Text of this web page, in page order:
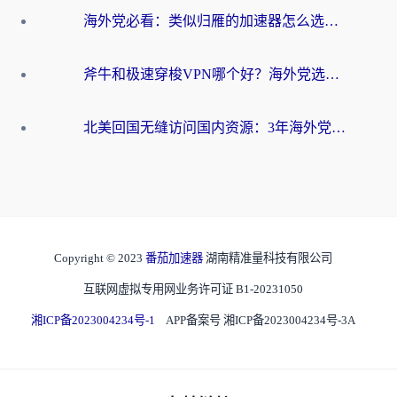
海外党必看：类似归雁的加速器怎么选？一篇搞定无缝访问国内资源
斧牛和极速穿梭VPN哪个好？海外党选回国加速器必看的真实对比与避坑指南
北美回国无缝访问国内资源：3年海外党亲测的加速器选择指南
Copyright © 2023 番茄加速器 湖南精准量科技有限公司
互联网虚拟专用网业务许可证 B1-20231050
湘ICP备2023004234号-1 APP备案号 湘ICP备2023004234号-3A